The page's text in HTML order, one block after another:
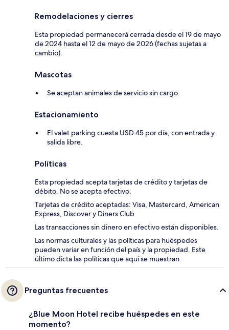
Remodelaciones y cierres
Esta propiedad permanecerá cerrada desde el 19 de mayo
de 2024 hasta el 12 de mayo de 2026 (fechas sujetas a
cambio).
Mascotas
Se aceptan animales de servicio sin cargo.
Estacionamiento
El valet parking cuesta USD 45 por día, con entrada y
salida libre.
Políticas
Esta propiedad acepta tarjetas de crédito y tarjetas de
débito. No se acepta efectivo.
Tarjetas de crédito aceptadas: Visa, Mastercard, American
Express, Discover y Diners Club
Las transacciones sin dinero en efectivo están disponibles.
Las normas culturales y las políticas para huéspedes
pueden variar en función del país y la propiedad. Este
último dicta las políticas que aquí se muestran.
Preguntas frecuentes
¿Blue Moon Hotel recibe huéspedes en este
momento?